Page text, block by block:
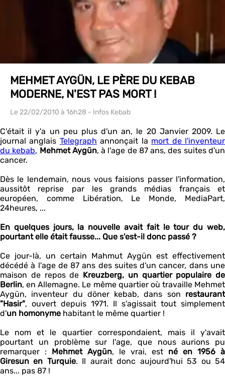
MEHMET AYGÜN, LE PÈRE DU KEBAB
MODERNE, N'EST PAS MORT !
Le 22/02/2010 à 16h28 - Infos Kebab
C'était il y'a un peu plus d'un an, le 20 Janvier 2009. Le
journal anglais Telegraph annonçait la mort de l'inventeur
du kebab, Mehmet Aygün, à l'age de 87 ans, des suites d'un
cancer.
Dès le lendemain, nous vous faisions passer l'information,
aussitôt reprise par les grands médias français et
européen, comme Libération, Le Monde, MediaPart,
24heures, ...
En quelques jours, la nouvelle avait fait le tour du web,
pourtant elle était fausse... Que s'est-il donc passé ?
Ce jour-là, un certain Mahmut Aygün est effectivement
décédé à l'age de 87 ans des suites d'un cancer, dans une
maison de repos de Kreuzberg, un quartier populaire de
Berlin, en Allemagne. Le même quartier où travaille Mehmet
Aygün, inventeur du döner kebab, dans son restaurant
"Hasir", ouvert depuis 1971. Il s'agissait tout simplement
d'un homonyme habitant le même quartier !
Le nom et le quartier correspondaient, mais il y'avait
pourtant un problème sur l'age, que nous aurions pu
remarquer : Mehmet Aygün, le vrai, est né en 1956 à
Giresun en Turquie. Il aurait donc aujourd'hui 53 ou 54
ans... pas 87 !